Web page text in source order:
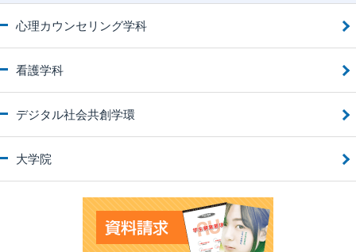
心理カウンセリング学科
看護学科
デジタル社会共創学環
大学院